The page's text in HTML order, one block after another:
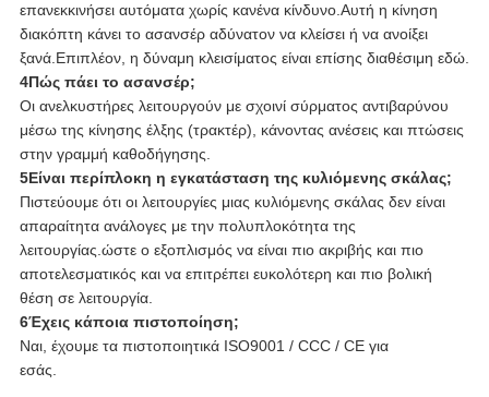
επανεκκινήσει αυτόματα χωρίς κανένα κίνδυνο.Αυτή η κίνηση
διακόπτη κάνει το ασανσέρ αδύνατον να κλείσει ή να ανοίξει
ξανά.Επιπλέον, η δύναμη κλεισίματος είναι επίσης διαθέσιμη εδώ.
4Πώς πάει το ασανσέρ;
Οι ανελκυστήρες λειτουργούν με σχοινί σύρματος αντιβαρύνου
μέσω της κίνησης έλξης (τρακτέρ), κάνοντας ανέσεις και πτώσεις
στην γραμμή καθοδήγησης.
5Είναι περίπλοκη η εγκατάσταση της κυλιόμενης σκάλας;
Πιστεύουμε ότι οι λειτουργίες μιας κυλιόμενης σκάλας δεν είναι
απαραίτητα ανάλογες με την πολυπλοκότητα της
λειτουργίας.ώστε ο εξοπλισμός να είναι πιο ακριβής και πιο
αποτελεσματικός και να επιτρέπει ευκολότερη και πιο βολική
θέση σε λειτουργία.
6Έχεις κάποια πιστοποίηση;
Ναι, έχουμε τα πιστοποιητικά ISO9001 / CCC / CE για
εσάς.